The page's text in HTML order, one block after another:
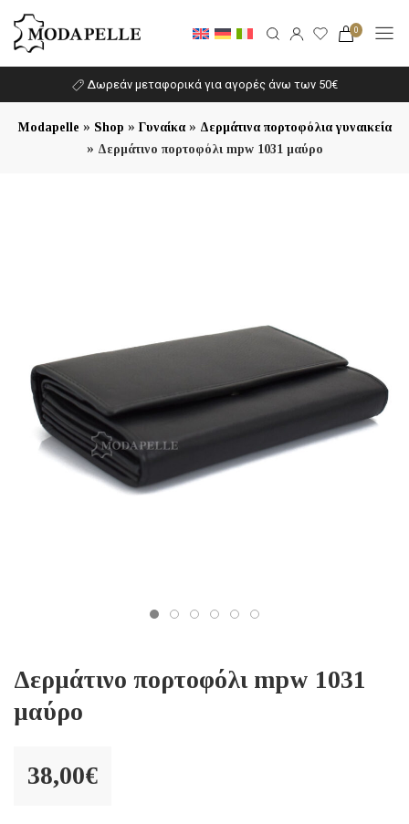
0
Δωρεάν μεταφορικά για αγορές άνω των 50€
Modapelle » Shop » Γυναίκα» Δερμάτινα πορτοφόλια γυναικεία
» Δερμάτινο πορτοφόλι mpw 1031 μαύρο
Δερμάτινο πορτοφόλι mpw 1031
μαύρο
38,00€